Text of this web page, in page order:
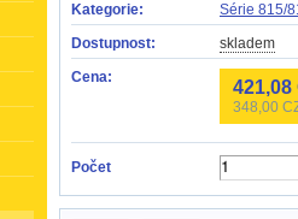
Kategorie:
Série 815/
Dostupnost:
skladem
Cena:
421,08
348,00
Počet